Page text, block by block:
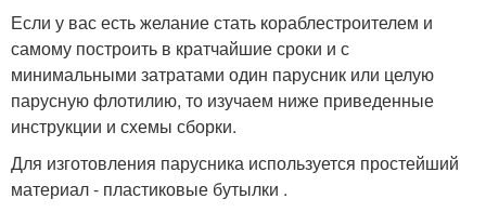
Если у вас есть желание стать кораблестроителем и
самому построить в кратчайшие сроки и с
минимальными затратами один парусник или целую
парусную флотилию, то изучаем ниже приведенные
инструкции и схемы сборки.
Для изготовления парусника используется простейший
материал - пластиковые бутылки .